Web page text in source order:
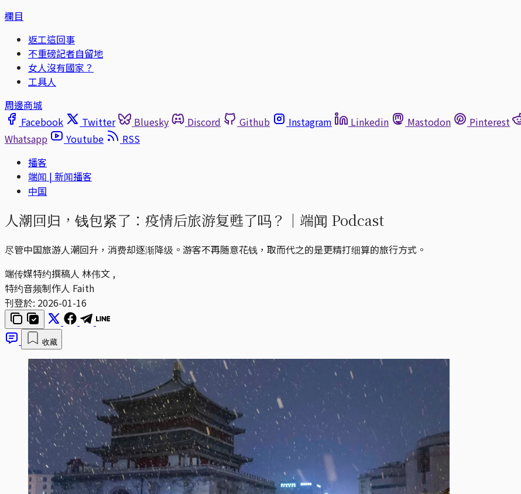
欄目
返工這回事
不重磅記者自留地
女人沒有國家？
工具人
周邊商城
Facebook
Twitter Bluesky Discord Github Instagram Linkedin Mastodon Pinterest
Whatsapp
Youtube
RSS
播客
端闻 | 新闻播客
中国
人潮回归，钱包紧了：疫情后旅游复甦了吗？｜端闻 Podcast
尽管中国旅游人潮回升，消费却逐渐降级。游客不再随意花钱，取而代之的是更精打细算的旅行方式。
端传媒特约撰稿人 林伟文 ,
特约音频制作人 Faith
刊登於: 2026-01-16
收藏